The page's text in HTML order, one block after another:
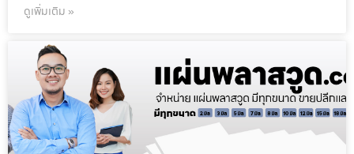
ดูเพิ่มเติม »